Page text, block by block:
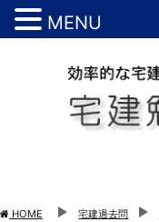
HOME 宅建過去問
MENU